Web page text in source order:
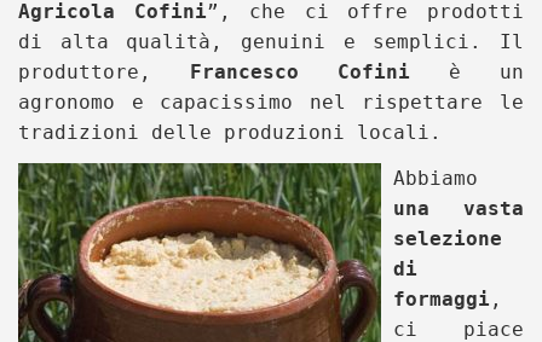
Agricola Cofini”, che ci offre prodotti
di alta qualità, genuini e semplici. Il
produttore, Francesco Cofini è un
agronomo e capacissimo nel rispettare le
tradizioni delle produzioni locali.
Abbiamo
una vasta
selezione
di
formaggi ,
ci piace